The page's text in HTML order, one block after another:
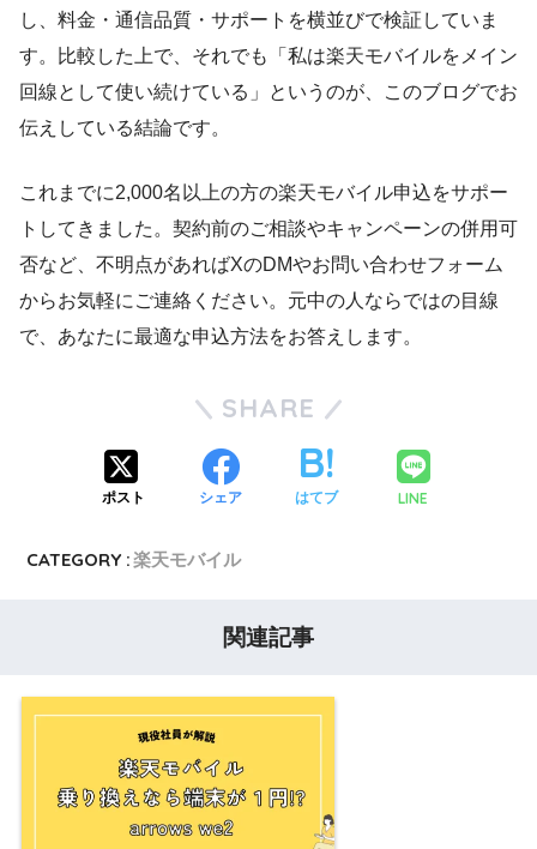
し、料金・通信品質・サポートを横並びで検証していま
す。比較した上で、それでも「私は楽天モバイルをメイン
回線として使い続けている」というのが、このブログでお
伝えしている結論です。
これまでに2,000名以上の方の楽天モバイル申込をサポー
トしてきました。契約前のご相談やキャンペーンの併用可
否など、不明点があればXのDMやお問い合わせフォーム
からお気軽にご連絡ください。元中の人ならではの目線
で、あなたに最適な申込方法をお答えします。
SHARE
ポスト シェア はてブ LINE
CATEGORY :楽天モバイル
関連記事